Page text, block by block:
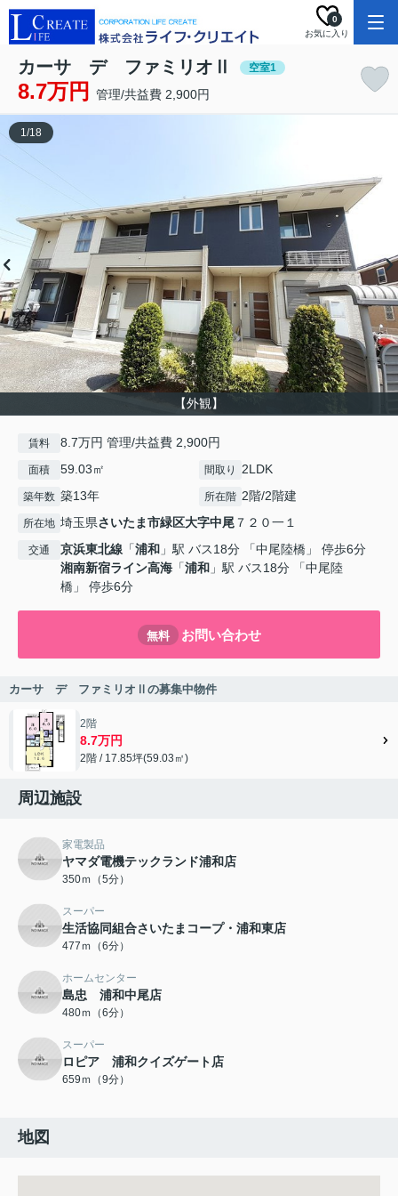
お気に入り
0
カーサ デ ファミリオⅡ 空室1
8.7万円 管理/共益費 2,900円
【外観】
1/18
賃料 8.7万円 管理/共益費 2,900円
面積 59.03㎡ 間取り 2LDK
築年数 築13年 所在階 2階/2階建
所在地 埼玉県さいたま市緑区大字中尾 ７２０一１
交通 京浜東北線 「浦和 」駅 バス18分 「中尾陸橋」 停歩6分
湘南新宿ライン高海 「浦和 」駅 バス18分 「中尾陸
橋」 停歩6分
無料 お問い合わせ
カーサ デ ファミリオⅡの募集中物件
2階
8.7万円
2階 / 17.85坪(59.03㎡)
周辺施設
家電製品
ヤマダ電機テックランド浦和店
350ｍ（5分）
スーパー
生活協同組合さいたまコープ・浦和東店
477ｍ（6分）
ホームセンター
島忠 浦和中尾店
480ｍ（6分）
スーパー
ロピア 浦和クイズゲート店
659ｍ（9分）
地図